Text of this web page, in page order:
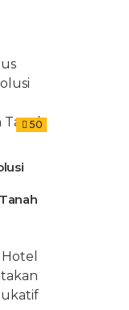
50